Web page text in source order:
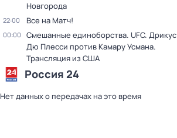
Новгорода
22:00 Все на Матч!
00:00
Смешанные единоборства. UFC. Дрикус
Дю Плесси против Камару Усмана.
Трансляция из США
Россия 24
Нет данных о передачах на это время